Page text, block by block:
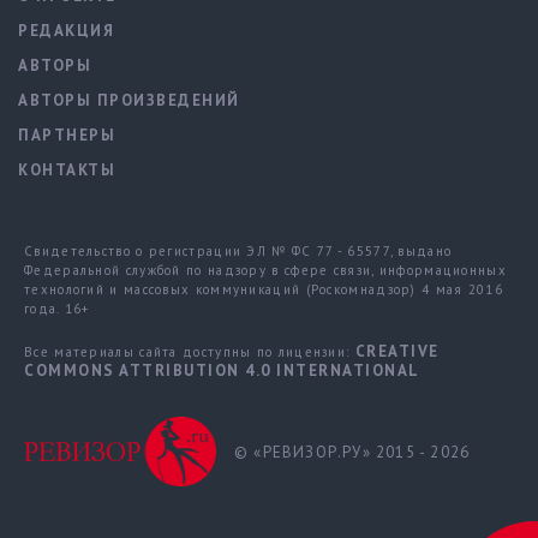
РЕДАКЦИЯ
АВТОРЫ
АВТОРЫ ПРОИЗВЕДЕНИЙ
ПАРТНЕРЫ
КОНТАКТЫ
Свидетельство о регистрации ЭЛ № ФС 77 - 65577, выдано
Федеральной службой по надзору в сфере связи, информационных
технологий и массовых коммуникаций (Роскомнадзор) 4 мая 2016
года. 16+
Все материалы сайта доступны по лицензии: CREATIVE
COMMONS ATTRIBUTION 4.0 INTERNATIONAL
© «РЕВИЗОР.РУ» 2015 - 2026